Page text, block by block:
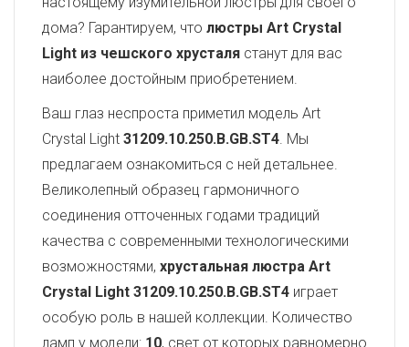
дома? Гарантируем, что люстры Art Crystal
Light из чешского хрусталя станут для вас
наиболее достойным приобретением.
Ваш глаз неспроста приметил модель Art
Crystal Light 31209.10.250.B.GB.ST4. Мы
предлагаем ознакомиться с ней детальнее.
Великолепный образец гармоничного
соединения отточенных годами традиций
качества с современными технологическими
возможностями, хрустальная люстра Art
Crystal Light 31209.10.250.B.GB.ST4 играет
особую роль в нашей коллекции. Количество
ламп у модели: 10, свет от которых равномерно